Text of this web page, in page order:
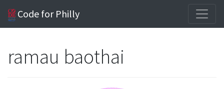
Code for Philly
ramau baothai